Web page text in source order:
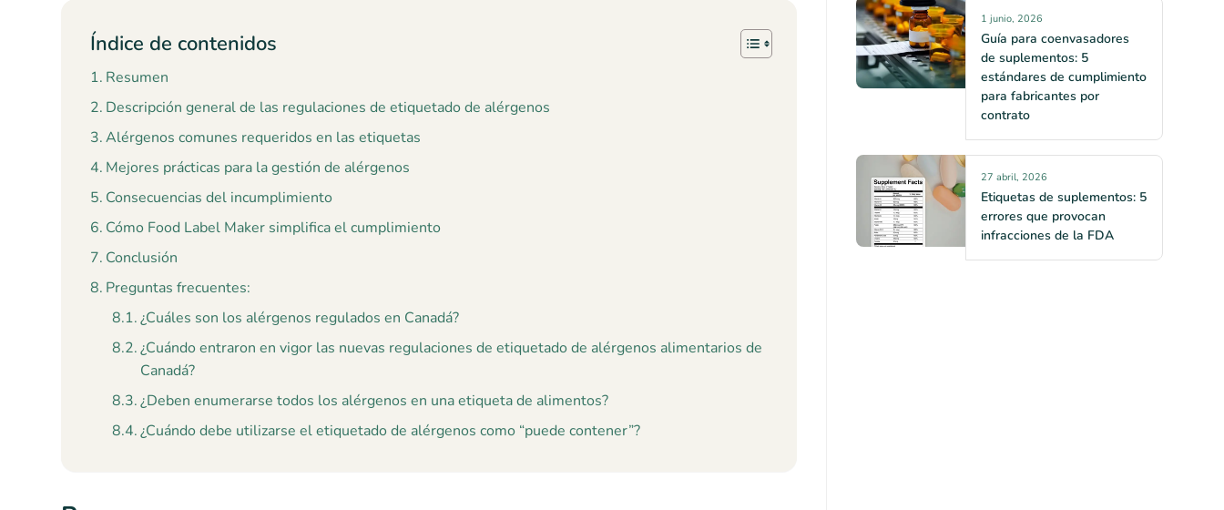
Índice de contenidos
Resumen
Descripción general de las regulaciones de etiquetado de alérgenos
Alérgenos comunes requeridos en las etiquetas
Mejores prácticas para la gestión de alérgenos
Consecuencias del incumplimiento
Cómo Food Label Maker simplifica el cumplimiento
Conclusión
Preguntas frecuentes:
¿Cuáles son los alérgenos regulados en Canadá?
¿Cuándo entraron en vigor las nuevas regulaciones de etiquetado de alérgenos alimentarios de
Canadá?
¿Deben enumerarse todos los alérgenos en una etiqueta de alimentos?
¿Cuándo debe utilizarse el etiquetado de alérgenos como “puede contener”?
1 junio, 2026
Guía para coenvasadores
de suplementos: 5
estándares de cumplimiento
para fabricantes por
contrato
27 abril, 2026
Etiquetas de suplementos: 5
errores que provocan
infracciones de la FDA